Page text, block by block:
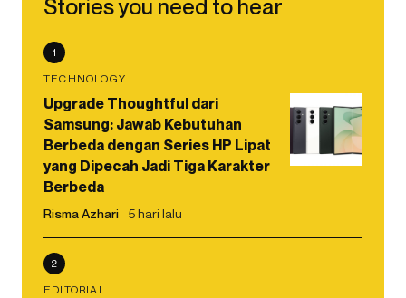
Stories you need to hear
1
TECHNOLOGY
Upgrade Thoughtful dari
Samsung: Jawab Kebutuhan
Berbeda dengan Series HP Lipat
yang Dipecah Jadi Tiga Karakter
Berbeda
Risma Azhari 5 hari lalu
2
EDITORIAL